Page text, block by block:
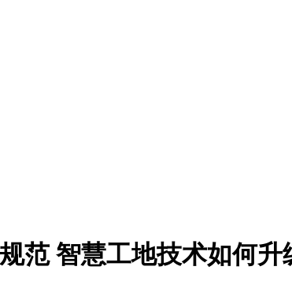
范 智慧工地技术如何升